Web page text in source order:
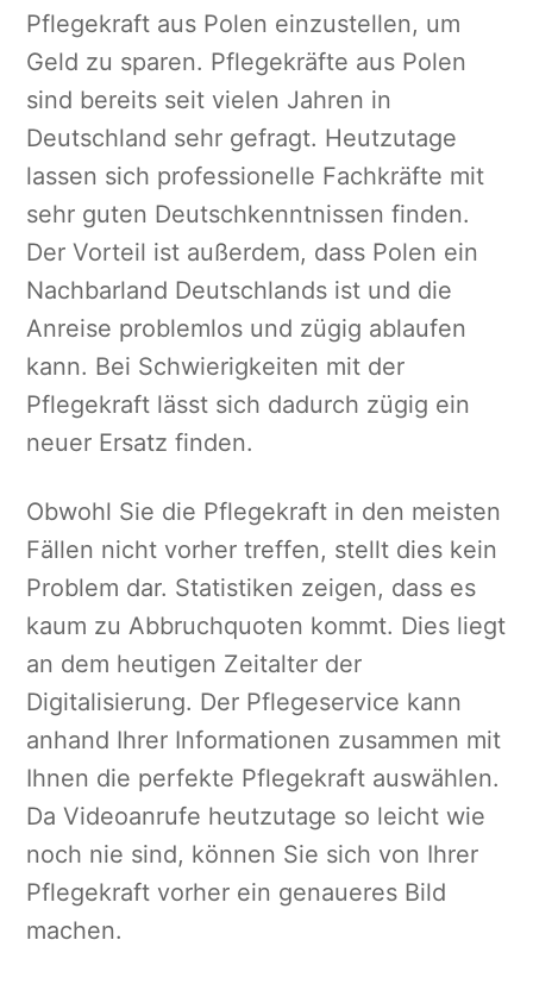
Pflegekraft aus Polen einzustellen, um
Geld zu sparen. Pflegekräfte aus Polen
sind bereits seit vielen Jahren in
Deutschland sehr gefragt. Heutzutage
lassen sich professionelle Fachkräfte mit
sehr guten Deutschkenntnissen finden.
Der Vorteil ist außerdem, dass Polen ein
Nachbarland Deutschlands ist und die
Anreise problemlos und zügig ablaufen
kann. Bei Schwierigkeiten mit der
Pflegekraft lässt sich dadurch zügig ein
neuer Ersatz finden.
Obwohl Sie die Pflegekraft in den meisten
Fällen nicht vorher treffen, stellt dies kein
Problem dar. Statistiken zeigen, dass es
kaum zu Abbruchquoten kommt. Dies liegt
an dem heutigen Zeitalter der
Digitalisierung. Der Pflegeservice kann
anhand Ihrer Informationen zusammen mit
Ihnen die perfekte Pflegekraft auswählen.
Da Videoanrufe heutzutage so leicht wie
noch nie sind, können Sie sich von Ihrer
Pflegekraft vorher ein genaueres Bild
machen.